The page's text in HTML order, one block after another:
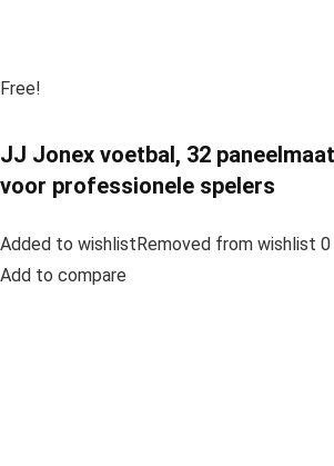
Free!
JJ Jonex voetbal, 32
voor professionele spelers
Added to wishlistRemoved from wishlist 0
Add to compare